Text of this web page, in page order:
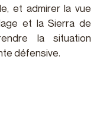
et admirer la vue
et la Sierra de
la situation
défensive.